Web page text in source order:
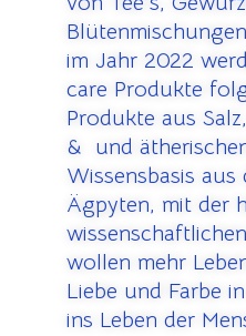
im Jahr 2022
care Produkte
Produkte aus
& und
Wissensbasis aus
Ägpyten, mit der
wollen mehr
Liebe und Farbe
ins Leben der